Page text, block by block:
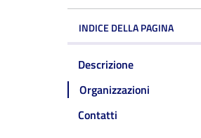
INDICE DELLA PAGINA
Descrizione
Organizzazioni
Contatti